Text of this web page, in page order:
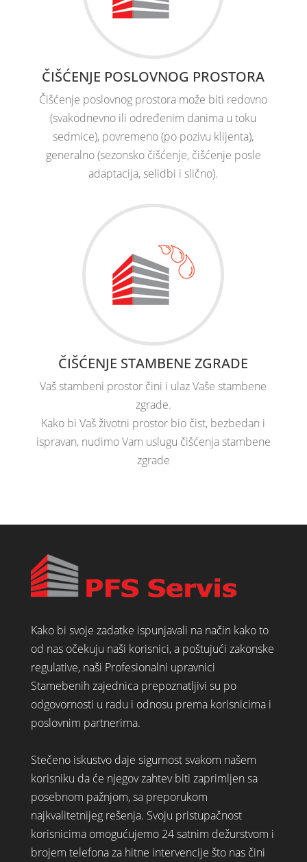
ČIŠĆENJE POSLOVNOG PROSTORA
Čišćenje poslovnog prostora može biti redovno
(svakodnevno ili određenim danima u toku
sedmice), povremeno (po pozivu klijenta),
generalno (sezonsko čišćenje, čišćenje posle
adaptacija, selidbi i slično).
ČIŠĆENJE STAMBENE ZGRADE
Vaš stambeni prostor čini i ulaz Vaše stambene
zgrade.
Kako bi Vaš životni prostor bio čist, bezbedan i
ispravan, nudimo Vam uslugu čišćenja stambene
zgrade
Kako bi svoje zadatke ispunjavali na način kako to
od nas očekuju naši korisnici, a poštujući zakonske
regulative, naši Profesionalni upravnici
Stamebenih zajednica prepoznatljivi su po
odgovornosti u radu i odnosu prema korisnicima i
poslovnim partnerima.
Stečeno iskustvo daje sigurnost svakom našem
korisniku da će njegov zahtev biti zaprimljen sa
posebnom pažnjom, sa preporukom
najkvalitetnijeg rešenja. Svoju pristupačnost
korisnicima omogućujemo 24 satnim dežurstvom i
brojem telefona za hitne intervencije što nas čini